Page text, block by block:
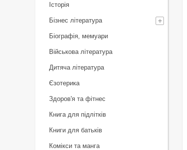
Історія
Бізнес література
Біографія, мемуари
Військова література
Дитяча література
Єзотерика
Здоров'я та фітнес
Книга для підлітків
Книги для батьків
Комікси та манга